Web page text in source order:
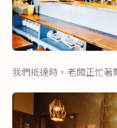
我們抵達時，老闆正忙著